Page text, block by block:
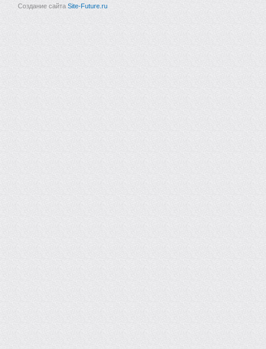
Создание сайта Site-Future.ru